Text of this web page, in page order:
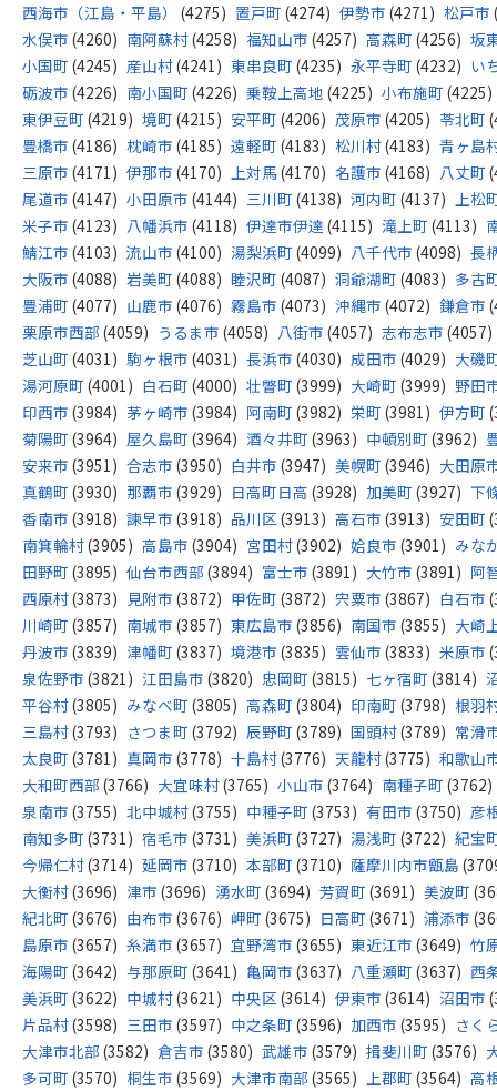
西海市（江島・平島）
(4275) 置戸町 (4274) 伊勢市 (4271) 松戸市
水俣市 (4260) 南阿蘇村(4258) 福知山市 (4257) 高森町 (4256) 坂
小国町 (4245) 産山村(4241) 東串良町 (4235) 永平寺町 (4232) い
砺波市 (4226) 南小国町 (4226) 乗鞍上高地 (4225) 小布施町 (4225)
東伊豆町 (4219) 境町 (4215) 安平町 (4206) 茂原市 (4205) 苓北町
豊橋市 (4186) 枕崎市 (4185) 遠軽町 (4183) 松川村(4183) 青ヶ島
三原市 (4171) 伊那市 (4170) 上対馬(4170) 名護市 (4168) 八丈町
尾道市 (4147) 小田原市 (4144) 三川町 (4138) 河内町 (4137) 上松
米子市 (4123) 八幡浜市 (4118) 伊達市伊達 (4115) 滝上町 (4113)
鯖江市 (4103) 流山市 (4100) 湯梨浜町 (4099) 八千代市 (4098) 長
大阪市 (4088) 岩美町 (4088) 睦沢町 (4087) 洞爺湖町 (4083) 多古
豊浦町 (4077) 山鹿市 (4076) 霧島市 (4073) 沖縄市 (4072) 鎌倉市
栗原市西部 (4059) うるま市 (4058) 八街市 (4057) 志布志市 (4057)
芝山町 (4031) 駒ヶ根市 (4031) 長浜市 (4030) 成田市 (4029) 大磯
湯河原町 (4001) 白石町 (4000) 壮瞥町 (3999) 大崎町 (3999) 野田
印西市 (3984) 茅ヶ崎市 (3984) 阿南町 (3982) 栄町 (3981) 伊方町
菊陽町 (3964) 屋久島町 (3964) 酒々井町 (3963) 中頓別町 (3962)
安来市 (3951) 合志市 (3950) 白井市 (3947) 美幌町 (3946) 大田原
真鶴町 (3930) 那覇市 (3929) 日高町日高 (3928) 加美町 (3927) 下
香南市 (3918) 諫早市 (3918) 品川区(3913) 高石市 (3913) 安田町
南箕輪村(3905) 高島市 (3904) 宮田村(3902) 姶良市 (3901) みな
田野町 (3895) 仙台市西部 (3894) 富士市 (3891) 大竹市 (3891) 阿
西原村(3873) 見附市 (3872) 甲佐町 (3872) 宍粟市 (3867) 白石市
川崎町 (3857) 南城市 (3857) 東広島市 (3856) 南国市 (3855) 大崎
丹波市 (3839) 津幡町 (3837) 境港市 (3835) 雲仙市 (3833) 米原市
泉佐野市 (3821) 江田島市 (3820) 忠岡町 (3815) 七ヶ宿町 (3814)
平谷村(3805) みなべ町 (3805) 高森町 (3804) 印南町 (3798) 根羽
三島村(3793) さつま町 (3792) 辰野町 (3789) 国頭村(3789) 常滑
太良町 (3781) 真岡市 (3778) 十島村(3776) 天龍村(3775) 和歌山
大和町西部 (3766) 大宜味村(3765) 小山市 (3764) 南種子町 (3762)
泉南市 (3755) 北中城村(3755) 中種子町 (3753) 有田市 (3750) 彦
南知多町 (3731) 宿毛市 (3731) 美浜町 (3727) 湯浅町 (3722) 紀宝
今帰仁村(3714) 延岡市 (3710) 本部町 (3710) 薩摩川内市甑島
大衡村(3696) 津市 (3696) 湧水町 (3694) 芳賀町 (3691) 美波町
紀北町 (3676) 由布市 (3676) 岬町 (3675) 日高町 (3671) 浦添市
島原市 (3657) 糸満市 (3657) 宜野湾市 (3655) 東近江市 (3649) 竹
海陽町 (3642) 与那原町 (3641) 亀岡市 (3637) 八重瀬町 (3637) 西
美浜町 (3622) 中城村(3621) 中央区(3614) 伊東市 (3614) 沼田市
片品村(3598) 三田市 (3597) 中之条町 (3596) 加西市 (3595) さく
大津市北部 (3582) 倉吉市 (3580) 武雄市 (3579) 揖斐川町 (3576)
多可町 (3570) 桐生市 (3569) 大津市南部 (3565) 上郡町 (3564) 高